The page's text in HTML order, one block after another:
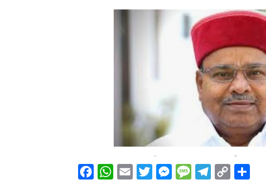
Facebook
WhatsApp
EmailTwitter
Messenger
Message
Telegram
Copy